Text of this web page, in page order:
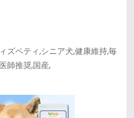
ズペティ,シニア犬,健康維持,毎
師推奨,国産,